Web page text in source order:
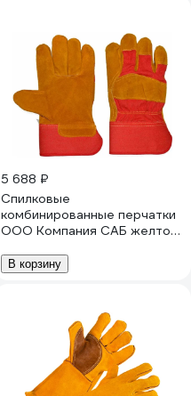
5 688 ₽
Спилковые
комбинированные перчатки
ООО Компания САБ желто-
В корзину